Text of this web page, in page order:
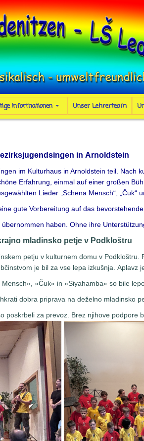
Informationen Unser Lehrerteam
in Arnoldstein
im Kulturhaus in Arnoldstein teil. Nach
Erfahrung, einmal auf einer großen
Lieder „Schena Mensch“, „Čuk“
gute Vorbereitung auf das
haben. Ohne ihre
mladinsko petje v Podkloštru
petju v kulturnem domu v
je bil za vse lepa izkušnja. Aplavz
»Čuk« in »Siyahamba« so bile
dobra priprava na deželno mladinsko
poskrbeli za prevoz. Brez njihove podpore